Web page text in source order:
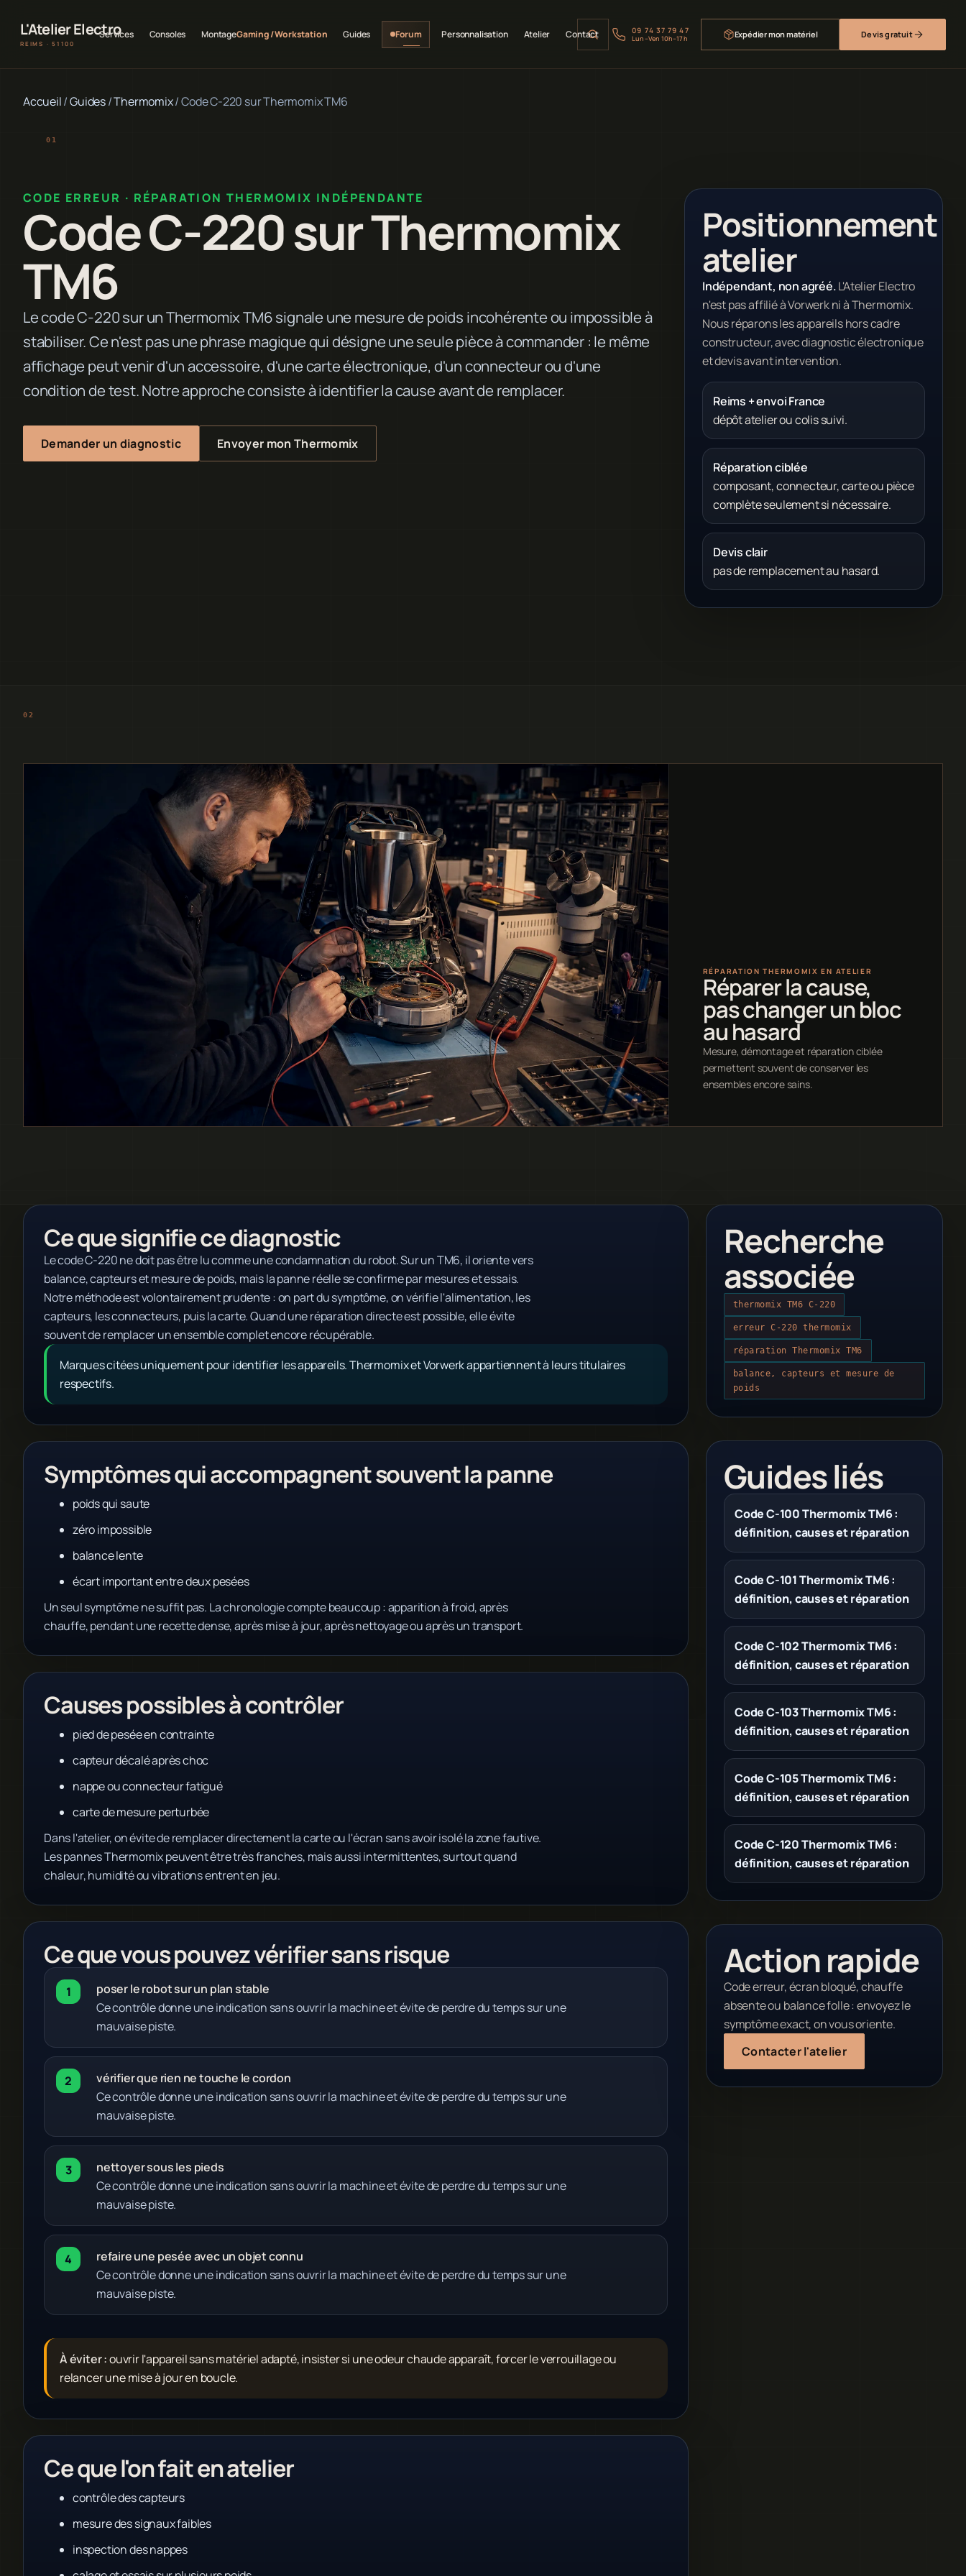
L'Atelier Electro
REIMS · 51100
Services Consoles MontageGaming / Workstation Guides Forum Personnalisation Atelier Contact 09 74 37 79 47
Lun–Ven 10h–17h Expédier mon matériel Devis gratuit
Accueil/Guides/Thermomix/Code C-220 sur Thermomix TM6
CODE ERREUR · RÉPARATION THERMOMIX INDÉPENDANTE
Code C-220 sur Thermomix
TM6
Le code C-220 sur un Thermomix TM6 signale une mesure de poids incohérente ou impossible à
stabiliser. Ce n'est pas une phrase magique qui désigne une seule pièce à commander : le même
affichage peut venir d'un accessoire, d'une carte électronique, d'un connecteur ou d'une
condition de test. Notre approche consiste à identifier la cause avant de remplacer.
Demander un diagnostic Envoyer mon Thermomix
Positionnement
atelier
Indépendant, non agréé.L'Atelier Electro
n'est pas affilié à Vorwerk ni à Thermomix.
Nous réparons les appareils hors cadre
constructeur, avec diagnostic électronique
et devis avant intervention.
Reims + envoi France
dépôt atelier ou colis suivi.
Réparation ciblée
composant, connecteur, carte ou pièce
complète seulement si nécessaire.
Devis clair
pas de remplacement au hasard.
RÉPARATION THERMOMIX EN ATELIER
Réparer la cause,
pas changer un bloc
au hasard
Mesure, démontage et réparation ciblée
permettent souvent de conserver les
ensembles encore sains.
Ce que signifie ce diagnostic
Le code C-220 ne doit pas être lu comme une condamnation du robot. Sur un TM6, il oriente vers
balance, capteurs et mesure de poids, mais la panne réelle se confirme par mesures et essais.
Notre méthode est volontairement prudente : on part du symptôme, on vérifie l'alimentation, les
capteurs, les connecteurs, puis la carte. Quand une réparation directe est possible, elle évite
souvent de remplacer un ensemble complet encore récupérable.
Marques citées uniquement pour identifier les appareils. Thermomix et Vorwerk appartiennent à leurs titulaires
respectifs.
Symptômes qui accompagnent souvent la panne
poids qui saute
zéro impossible
balance lente
écart important entre deux pesées
Un seul symptôme ne suffit pas. La chronologie compte beaucoup : apparition à froid, après
chauffe, pendant une recette dense, après mise à jour, après nettoyage ou après un transport.
Causes possibles à contrôler
pied de pesée en contrainte
capteur décalé après choc
nappe ou connecteur fatigué
carte de mesure perturbée
Dans l'atelier, on évite de remplacer directement la carte ou l'écran sans avoir isolé la zone fautive.
Les pannes Thermomix peuvent être très franches, mais aussi intermittentes, surtout quand
chaleur, humidité ou vibrations entrent en jeu.
Ce que vous pouvez vérifier sans risque
poser le robot sur un plan stable
Ce contrôle donne une indication sans ouvrir la machine et évite de perdre du temps sur une
mauvaise piste.
vérifier que rien ne touche le cordon
Ce contrôle donne une indication sans ouvrir la machine et évite de perdre du temps sur une
mauvaise piste.
nettoyer sous les pieds
Ce contrôle donne une indication sans ouvrir la machine et évite de perdre du temps sur une
mauvaise piste.
refaire une pesée avec un objet connu
Ce contrôle donne une indication sans ouvrir la machine et évite de perdre du temps sur une
mauvaise piste.
À éviter :ouvrir l'appareil sans matériel adapté, insister si une odeur chaude apparaît, forcer le verrouillage ou
relancer une mise à jour en boucle.
Ce que l'on fait en atelier
contrôle des capteurs
mesure des signaux faibles
inspection des nappes
Recherche
associée
thermomix TM6 C-220
erreur C-220 thermomix
réparation Thermomix TM6
balance, capteurs et mesure de
poids
Guides liés
Code C-100 Thermomix TM6 :
définition, causes et réparation
Code C-101 Thermomix TM6 :
définition, causes et réparation
Code C-102 Thermomix TM6 :
définition, causes et réparation
Code C-103 Thermomix TM6 :
définition, causes et réparation
Code C-105 Thermomix TM6 :
définition, causes et réparation
Code C-120 Thermomix TM6 :
définition, causes et réparation
Action rapide
Code erreur, écran bloqué, chauffe
absente ou balance folle : envoyez le
symptôme exact, on vous oriente.
Contacter l'atelier